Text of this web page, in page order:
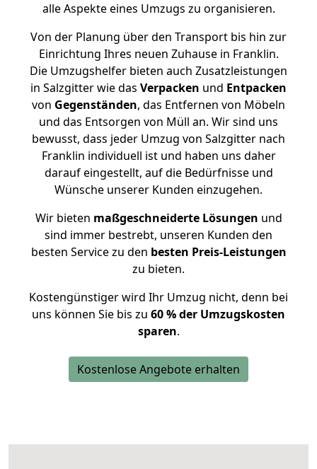
alle Aspekte eines Umzugs zu organisieren.
Von der Planung über den Transport bis hin zur
Einrichtung Ihres neuen Zuhause in Franklin.
Die Umzugshelfer bieten auch Zusatzleistungen
in Salzgitter wie das Verpacken und Entpacken
von Gegenständen, das Entfernen von Möbeln
und das Entsorgen von Müll an. Wir sind uns
bewusst, dass jeder Umzug von Salzgitter nach
Franklin individuell ist und haben uns daher
darauf eingestellt, auf die Bedürfnisse und
Wünsche unserer Kunden einzugehen.
Wir bieten maßgeschneiderte Lösungen und
sind immer bestrebt, unseren Kunden den
besten Service zu den besten Preis-Leistungen
zu bieten.
Kostengünstiger wird Ihr Umzug nicht, denn bei
uns können Sie bis zu 60 % der Umzugskosten
sparen.
Kostenlose Angebote erhalten